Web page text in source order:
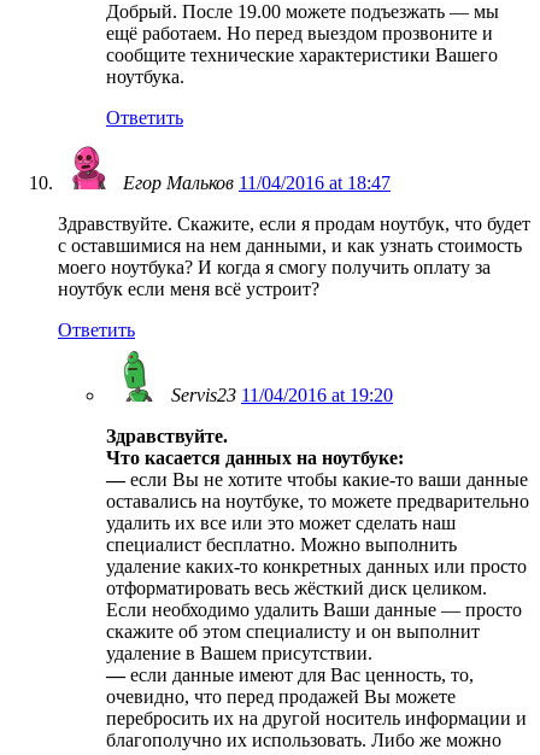
Добрый. После 19.00 можете подъезжать — мы
ещё работаем. Но перед выездом прозвоните и
сообщите технические характеристики Вашего
ноутбука.
Ответить
Егор Мальков 11/04/2016 at 18:47
Здравствуйте. Скажите, если я продам ноутбук, что будет
с оставшимися на нем данными, и как узнать стоимость
моего ноутбука? И когда я смогу получить оплату за
ноутбук если меня всё устроит?
Ответить
Servis23 11/04/2016 at 19:20
Здравствуйте.
Что касается данных на ноутбуке:
—если Вы не хотите чтобы какие-то ваши данные
оставались на ноутбуке, то можете предварительно
удалить их все или это может сделать наш
специалист бесплатно. Можно выполнить
удаление каких-то конкретных данных или просто
отформатировать весь жёсткий диск целиком.
Если необходимо удалить Ваши данные — просто
скажите об этом специалисту и он выполнит
удаление в Вашем присутствии.
—если данные имеют для Вас ценность, то,
очевидно, что перед продажей Вы можете
перебросить их на другой носитель информации и
благополучно их использовать. Либо же можно